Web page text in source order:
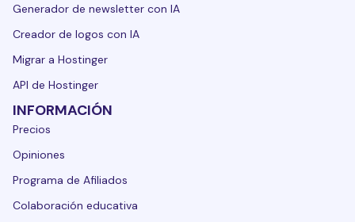
Generador de newsletter con IA
Creador de logos con IA
Migrar a Hostinger
API de Hostinger
INFORMACIÓN
Precios
Opiniones
Programa de Afiliados
Colaboración educativa